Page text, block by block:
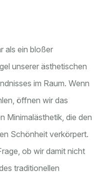
als ein bloßer
unserer ästhetischen
im Raum. Wenn
öffnen wir das
Minimalästhetik, die den
Schönheit verkörpert.
ob wir damit nicht
traditionellen